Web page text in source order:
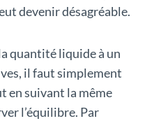
devenir désagréable.
quantité liquide à un
il faut simplement
en suivant la même
l’équilibre. Par